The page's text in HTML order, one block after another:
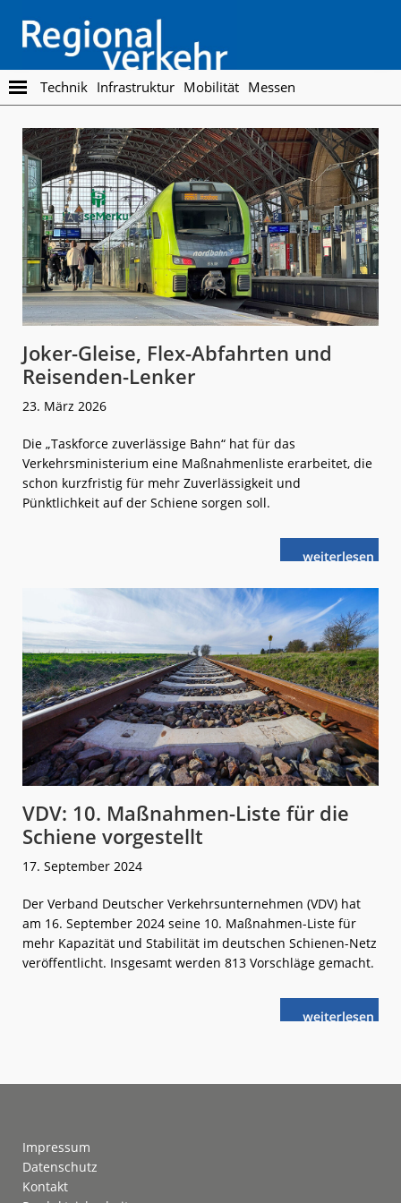
main
content
footer
Regionalverkehr
Die
Fachzeitschrift
den
Öffentlichen
Personennahverkehr
Technik Infrastruktur Mobilität Messen
Joker-Gleise, Flex-Abfahrten und
Reisenden-Lenker
23. März 2026
Die „Taskforce zuverlässige Bahn“ hat für das
Verkehrsministerium eine Maßnahmenliste erarbeitet, die
schon kurzfristig für mehr Zuverlässigkeit und
Pünktlichkeit auf der Schiene sorgen soll.
weiterlese
nJoker-
Abfahrten
und
Reisenden-
Lenker
VDV: 10. Maßnahmen-Liste für die
Schiene vorgestellt
17. September 2024
Der Verband Deutscher Verkehrsunternehmen (VDV) hat
am 16. September 2024 seine 10. Maßnahmen-Liste für
mehr Kapazität und Stabilität im deutschen Schienen-Netz
veröffentlicht. Insgesamt werden 813 Vorschläge gemacht.
weiterlese
nVDV:
Impressum
Datenschutz
Kontakt